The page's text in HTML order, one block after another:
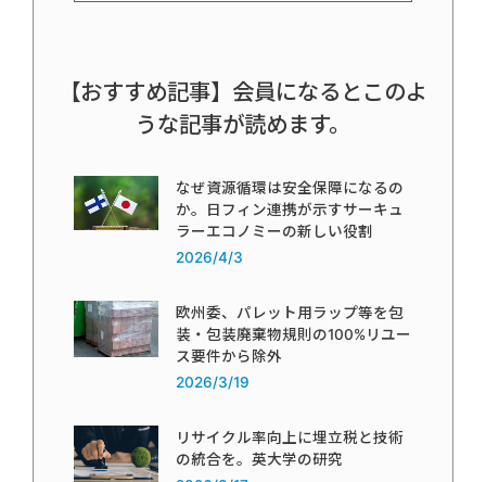
【おすすめ記事】会員になるとこのよ
うな記事が読めます。
なぜ資源循環は安全保障になるの
か。日フィン連携が示すサーキュ
ラーエコノミーの新しい役割
2026/4/3
欧州委、パレット用ラップ等を包
装・包装廃棄物規則の100%リユー
ス要件から除外
2026/3/19
リサイクル率向上に埋立税と技術
の統合を。英大学の研究